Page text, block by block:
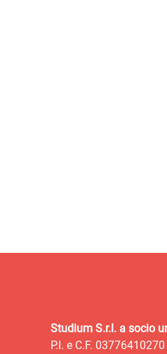
Studium S.r.l. a socio
P.I. e C.F. 03776410270